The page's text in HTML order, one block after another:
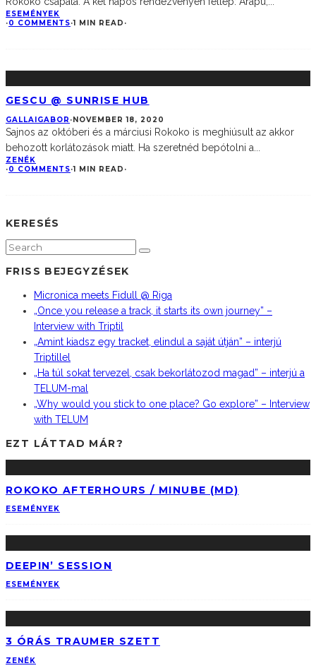
ESEMÉNYEK
·0 COMMENTS·1 MIN READ ·
GESCU @ SUNRISE HUB
GALLAIGABOR ·NOVEMBER 18, 2020
Sajnos az októberi és a márciusi Rokoko is meghiúsult az akkor
behozott korlátozások miatt. Ha szeretnéd bepótolni a
ZENÉK
·0 COMMENTS·1 MIN READ ·
KERESÉS
FRISS BEJEGYZÉSEK
Micronica meets Fidull @ Riga
„Once you release a track, it starts its own journey” –
Interview with Triptil
„Amint kiadsz egy tracket, elindul a saját útján” – interjú
Triptillel
„Ha túl sokat tervezel, csak bekorlátozod magad” – interjú a
TELUM-mal
„Why would you stick to one place? Go explore” – Interview
with TELUM
EZT LÁTTAD MÁR?
ROKOKO AFTERHOURS / MINUBE (MD)
ESEMÉNYEK
DEEPIN’ SESSION
ESEMÉNYEK
3 ÓRÁS TRAUMER SZETT
ZENÉK